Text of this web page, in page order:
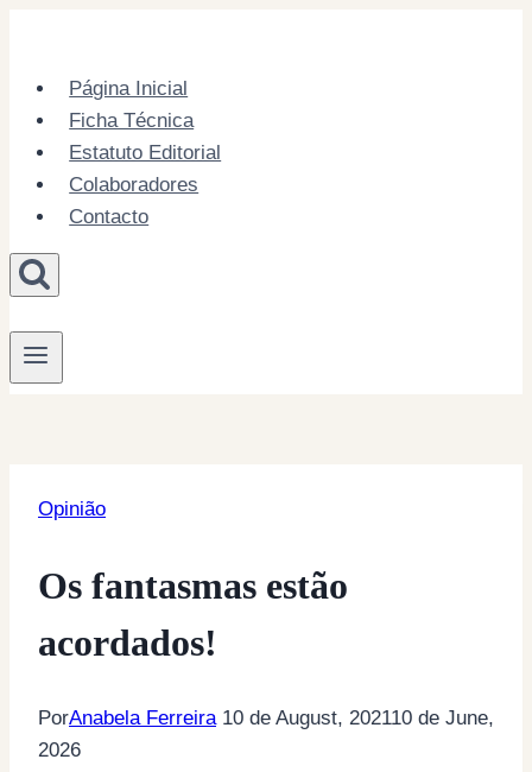
contentPágina Inicial
Ficha Técnica
Estatuto Editorial
Colaboradores
Contacto
Opinião
Os fantasmas estão
acordados!
PorAnabela Ferreira 10 de August, 202110 de June,
2026